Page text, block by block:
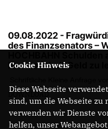
09.08.2022 -
des Finanzsenators –
Kernhaushalt Geld zu
DOWNLOAD
Cookie Hinweis
Diese Webseite
sind, um die Webseite zu
verwenden wir Dienste
helfen, unser